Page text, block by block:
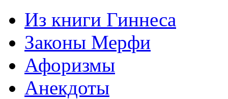
Из книги Гиннеса
Законы Мерфи
Афоризмы
Анекдоты